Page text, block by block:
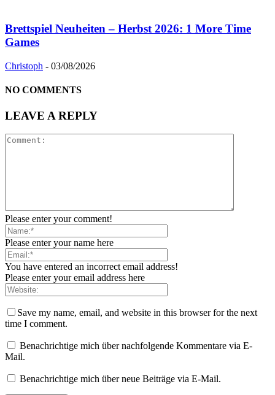
Brettspiel Neuheiten – Herbst 2026: 1 More Time
Games
Christoph - 03/08/2026
NO COMMENTS
LEAVE A REPLY
Please enter your comment!
Please enter your name here
You have entered an incorrect email address!
Please enter your email address here
Save my name, email, and website in this browser for the next
time I comment.
Benachrichtige mich über nachfolgende Kommentare via E-
Mail.
Benachrichtige mich über neue Beiträge via E-Mail.